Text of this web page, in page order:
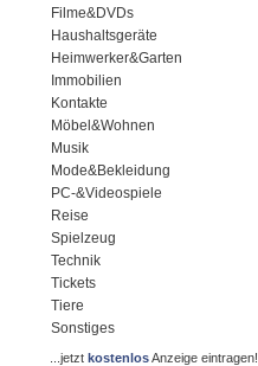
Filme&DVDs
Haushaltsgeräte
Heimwerker&Garten
Immobilien
Kontakte
Möbel&Wohnen
Musik
Mode&Bekleidung
PC-&Videospiele
Reise
Spielzeug
Technik
Tickets
Tiere
Sonstiges
...jetztkostenlosAnzeige eintragen!